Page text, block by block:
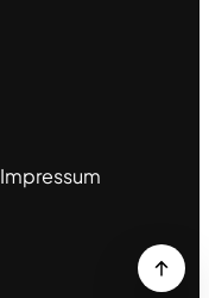
Impressum